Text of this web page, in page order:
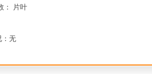
： 片叶
：无